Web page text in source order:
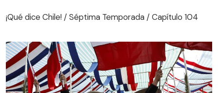
¡Qué dice Chile! / Séptima Temporada / Capítulo 104